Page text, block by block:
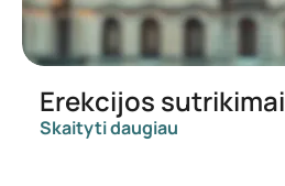
Erekcijos sutrikimai
Skaityti daugiau